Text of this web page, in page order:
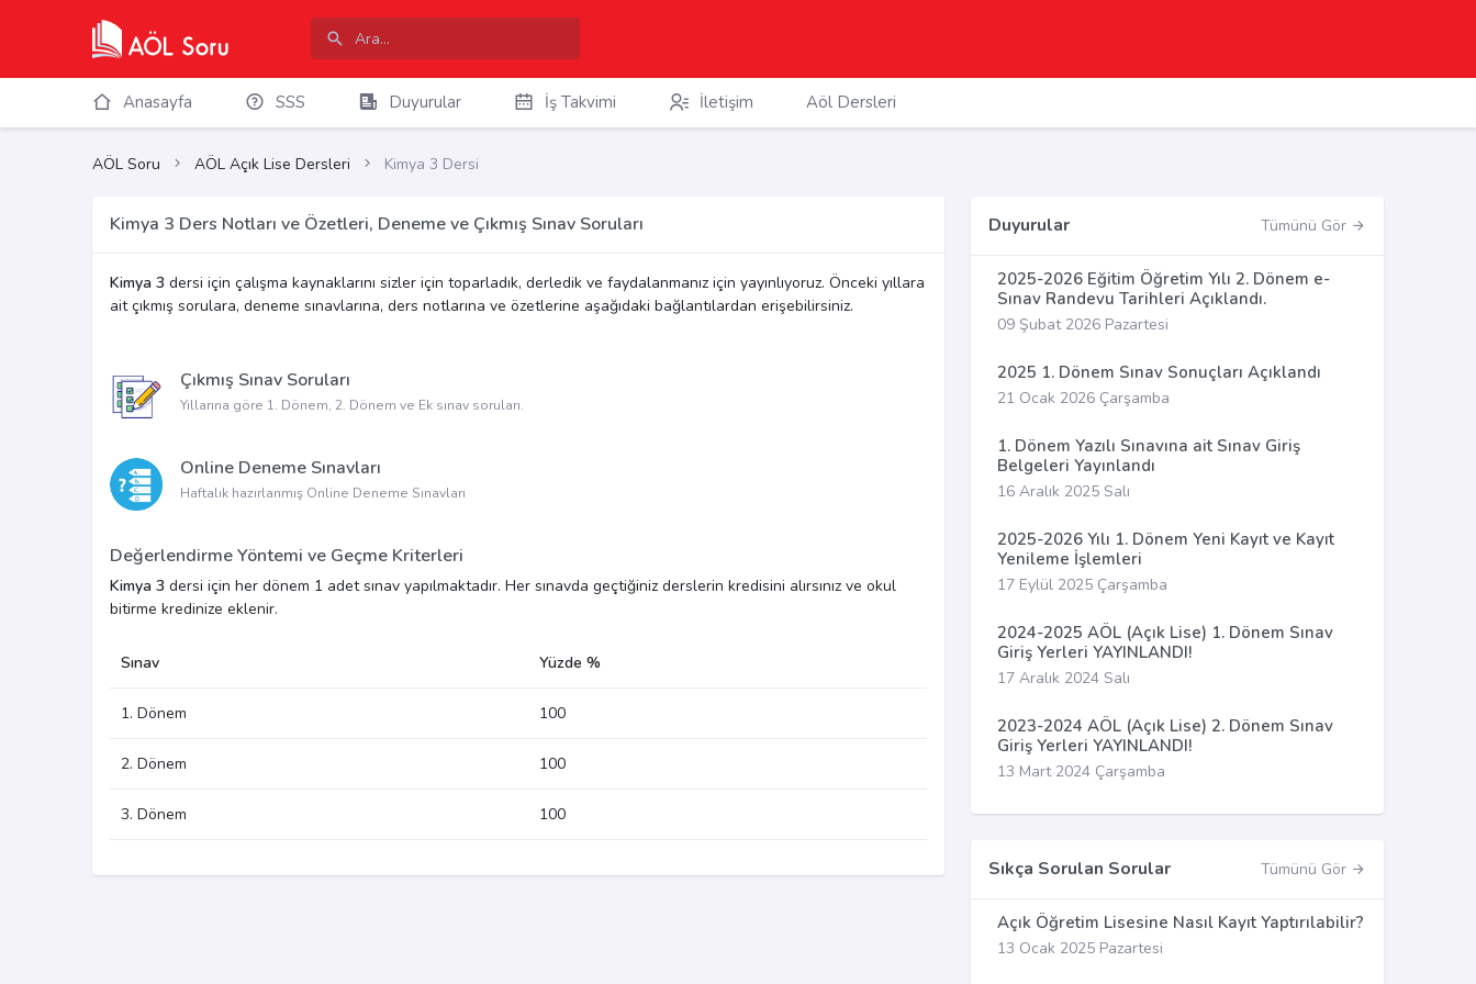
Anasayfa SSS Duyurular İş Takvimi İletişim Aöl Dersleri
AÖL Soru AÖL Açık Lise Dersleri Kimya 3 Dersi
Kimya 3 Ders Notları ve Özetleri, Deneme ve Çıkmış Sınav Soruları
Kimya 3 dersi için çalışma kaynaklarını sizler için toparladık, derledik ve faydalanmanız için yayınlıyoruz. Önceki yıllara
ait çıkmış sorulara, deneme sınavlarına, ders notlarına ve özetlerine aşağıdaki bağlantılardan erişebilirsiniz.
Çıkmış Sınav Soruları
Yıllarına göre 1. Dönem, 2. Dönem ve Ek sınav soruları.
Online Deneme Sınavları
Haftalık hazırlanmış Online Deneme Sınavları
Değerlendirme Yöntemi ve Geçme Kriterleri
Kimya 3 dersi için her dönem 1 adet sınav yapılmaktadır. Her sınavda geçtiğiniz derslerin kredisini alırsınız ve okul
bitirme kredinize eklenir.
Sınav Yüzde %
1. Dönem 100
2. Dönem 100
3. Dönem 100
Duyurular Tümünü Gör
2025-2026 Eğitim Öğretim Yılı 2. Dönem e-
Sınav Randevu Tarihleri Açıklandı.
09 Şubat 2026 Pazartesi
2025 1. Dönem Sınav Sonuçları Açıklandı
21 Ocak 2026 Çarşamba
1. Dönem Yazılı Sınavına ait Sınav Giriş
Belgeleri Yayınlandı
16 Aralık 2025 Salı
2025-2026 Yılı 1. Dönem Yeni Kayıt ve Kayıt
Yenileme İşlemleri
17 Eylül 2025 Çarşamba
2024-2025 AÖL (Açık Lise) 1. Dönem Sınav
Giriş Yerleri YAYINLANDI!
17 Aralık 2024 Salı
2023-2024 AÖL (Açık Lise) 2. Dönem Sınav
Giriş Yerleri YAYINLANDI!
13 Mart 2024 Çarşamba
Sıkça Sorulan Sorular Tümünü Gör
Açık Öğretim Lisesine Nasıl Kayıt Yaptırılabilir?
13 Ocak 2025 Pazartesi